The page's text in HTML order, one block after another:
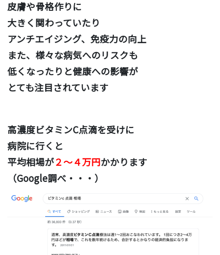
皮膚や骨格作りに
大きく関わっていたり
アンチエイジング、免疫力の向上
また、様々な病気へのリスクも
低くなったりと健康への影響が
とても注目されています
高濃度ビタミンC点滴を受けに
病院に行くと
平均相場が２〜４万円かかります
（Google調べ・・・）